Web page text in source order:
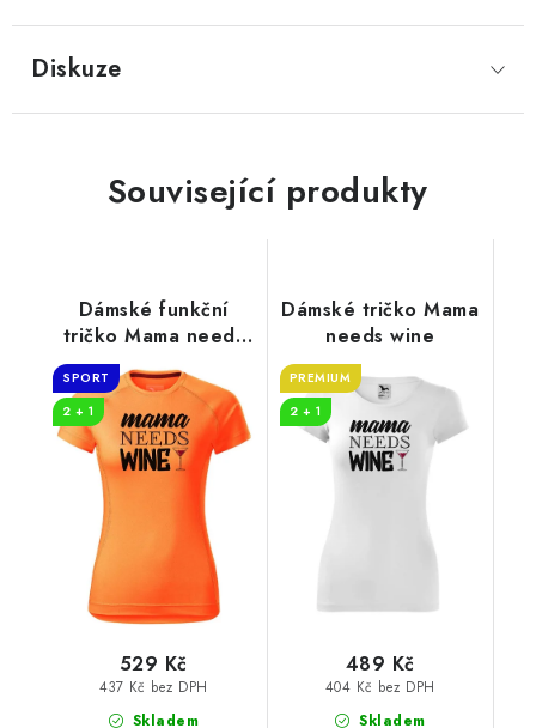
Diskuze
Související produkty
Dámské funkční
tričko Mama needs
SPORT
2 + 1
Skladem
437 Kč bez DPH
529 Kč
Dámské tričko Mama
needs wine
PREMIUM
2 + 1
Skladem
404 Kč bez DPH
489 Kč